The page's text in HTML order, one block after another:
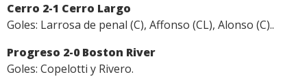
Cerro 2-1 Cerro Largo
Goles: Larrosa de penal (C), Affonso (CL), Alonso (C)..
Progreso 2-0 Boston River
Goles: Copelotti y Rivero.